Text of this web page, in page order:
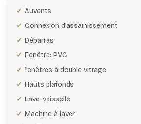
Auvents
Connexion d’assainissement
Débarras
Fenêtre: PVC
fenêtres à double vitrage
Hauts plafonds
Lave-vaisselle
Machine à laver